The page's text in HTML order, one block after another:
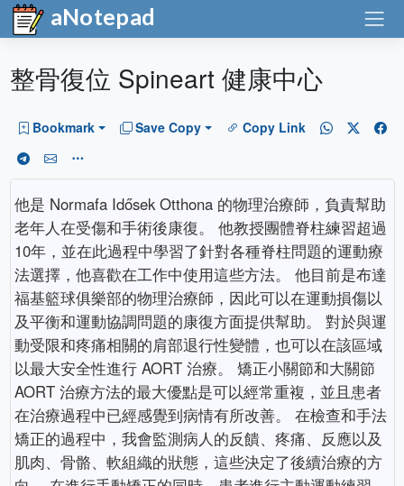
aNotepad
整骨復位 Spineart 健康中心
Bookmark Save Copy Copy Link
他是 Normafa Idősek Otthona 的物理治療師，負責幫助
老年人在受傷和手術後康復。 他教授團體脊柱練習超過
10年，並在此過程中學習了針對各種脊柱問題的運動療
法選擇，他喜歡在工作中使用這些方法。 他目前是布達
福基籃球俱樂部的物理治療師，因此可以在運動損傷以
及平衡和運動協調問題的康復方面提供幫助。 對於與運
動受限和疼痛相關的肩部退行性變體，也可以在該區域
以最大安全性進行 AORT 治療。 矯正小關節和大關節
AORT 治療方法的最大優點是可以經常重複，並且患者
在治療過程中已經感覺到病情有所改善。 在檢查和手法
矯正的過程中，我會監測病人的反饋、疼痛、反應以及
肌肉、骨骼、軟組織的狀態，這些決定了後續治療的方